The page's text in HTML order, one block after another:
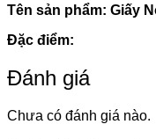
Tên sản phẩm: Giấy
Đặc điểm:
Đánh giá
Chưa có đánh giá nào.